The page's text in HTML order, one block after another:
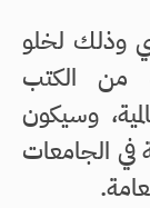
وذلك لخلو
من الكتب
وسيكون
في الجامعات